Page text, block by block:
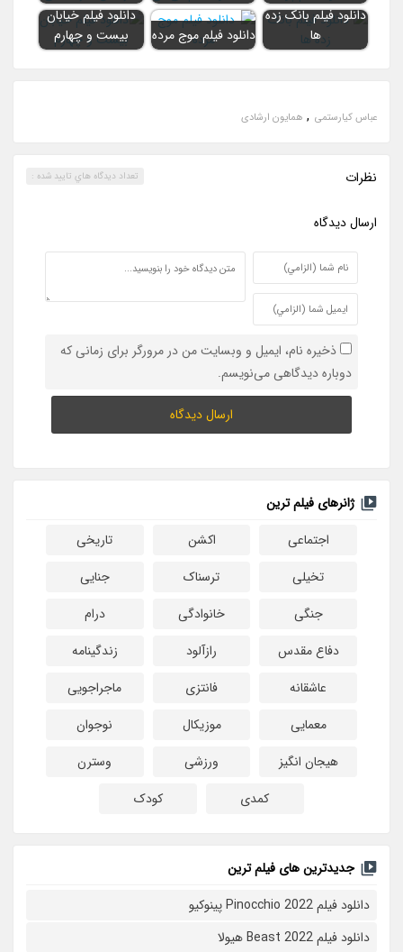
دانلود فیلم بانک زده
ها
دانلود فیلم موج مرده
دانلود فیلم خیابان
بیست و چهارم
عباس کیارستمی , همایون ارشادی
نظرات تعداد ديدگاه هاي تاييد شده :
ارسال ديدگاه
ذخیره نام، ایمیل و وبسایت من در مرورگر برای زمانی که
دوباره دیدگاهی می‌نویسم.
ژانرهای فیلم ترین
اجتماعی
اکشن
تاریخی
تخیلی
ترسناک
جنایی
جنگی
خانوادگی
درام
دفاع مقدس
رازآلود
زندگینامه
عاشقانه
فانتزی
ماجراجویی
معمایی
موزیکال
نوجوان
هیجان انگیز
ورزشی
وسترن
کمدی
کودک
جدیدترین های فیلم ترین
دانلود فیلم Pinocchio 2022 پینوکیو
دانلود فیلم Beast 2022 هیولا